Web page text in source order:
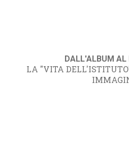
DALL'ALBUM AL
LA "VITA